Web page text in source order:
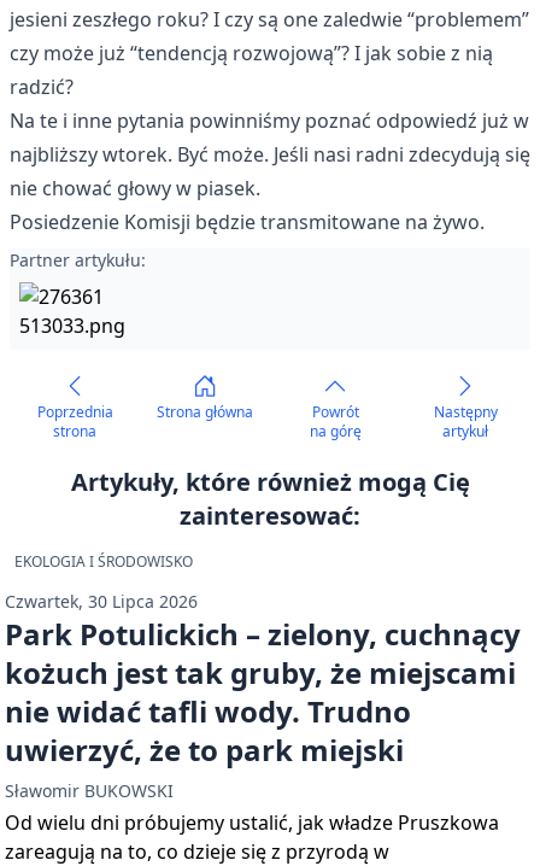
jesieni zeszłego roku? I czy są one zaledwie “problemem”
czy może już “tendencją rozwojową”? I jak sobie z nią
radzić?
Na te i inne pytania powinniśmy poznać odpowiedź już w
najbliższy wtorek. Być może. Jeśli nasi radni zdecydują się
nie chować głowy w piasek.
Posiedzenie Komisji będzie transmitowane na żywo.
Partner artykułu:
Poprzednia
strona
Strona główna
Powrót
na górę
Następny
artykuł
Artykuły, które również mogą Cię
zainteresować:
EKOLOGIA I ŚRODOWISKO
Czwartek, 30 Lipca 2026
Park Potulickich – zielony, cuchnący
kożuch jest tak gruby, że miejscami
nie widać tafli wody. Trudno
uwierzyć, że to park miejski
Sławomir BUKOWSKI
Od wielu dni próbujemy ustalić, jak władze Pruszkowa
zareagują na to, co dzieje się z przyrodą w